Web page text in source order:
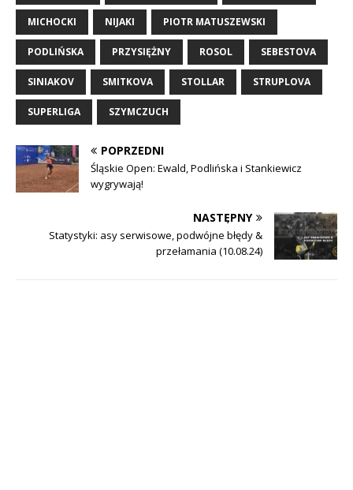
MICHOCKI NIJAKI PIOTR MATUSZEWSKI
PODLIŃSKA PRZYSIĘŻNY ROSOL SEBESTOVA
SINIAKOV SMITKOVA STOLLAR STRUPLOVA
SUPERLIGA SZYMCZUCH
POPRZEDNI
Śląskie Open: Ewald, Podlińska i Stankiewicz
wygrywają!
NASTĘPNY
Statystyki: asy serwisowe, podwójne błędy &
przełamania (10.08.24)